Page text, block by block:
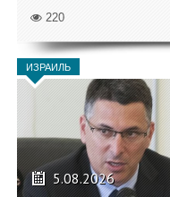
220
ИЗРАИЛЬ
5.08.2026